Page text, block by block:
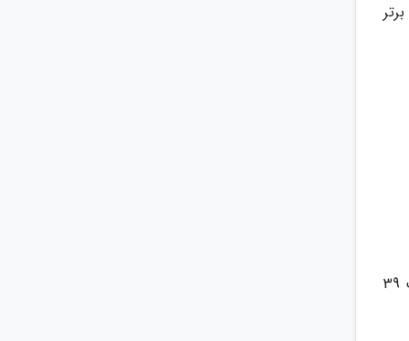
دانشگاه های برتر آمریکای لاتین در رتبه بندی دانشگاهی سال 2019 توانسته اند رتبه های بهتری کسب نمایند. در نهایت 39